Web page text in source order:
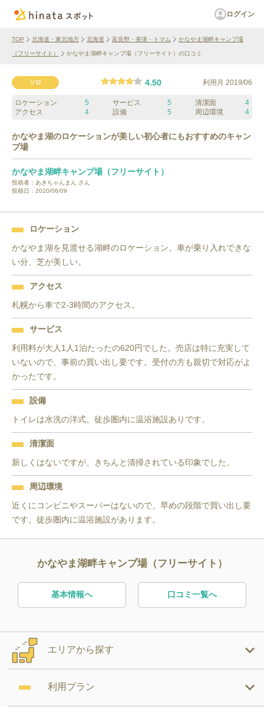
ログイン
TOP 北海道・東北地方 北海道 富良野・美瑛・トマム かなやま湖畔キャンプ場
（フリーサイト） かなやま湖畔キャンプ場（フリーサイト）の口コミ
ソロ 4.50 利用月 2019/06
ロケーション 5 サービス 5 清潔面
4
アクセス
4 設備 5 周辺環境 4
かなやま湖のロケーションが美しい初心者にもおすすめのキャン
プ場
かなやま湖畔キャンプ場（フリーサイト）
投稿者： あきちゃんまん
さん
投稿日： 2020/06/09
ロケーション
かなやま湖を見渡せる湖畔のロケーション。車が乗り入れできな
い分、芝が美しい。
アクセス
札幌から車で2-3時間のアクセス。
サービス
利用料が大人1人1泊たったの620円でした。売店は特に充実して
いないので、事前の買い出し要です。受付の方も親切で対応がよ
かったです。
設備
トイレは水洗の洋式。徒歩圏内に温浴施設ありです。
清潔面
新しくはないですが、きちんと清掃されている印象でした。
周辺環境
近くにコンビニやスーパーはないので、早めの段階で買い出し要
です。徒歩圏内に温浴施設があります。
かなやま湖畔キャンプ場（フリーサイト）
基本情報へ 口コミ一覧へ
エリアから探す
利用プラン